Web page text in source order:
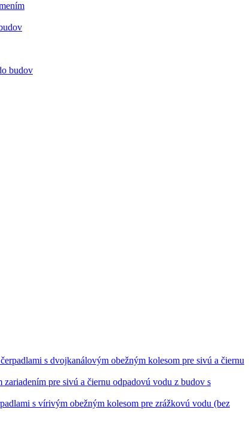
budov
s dvojkanálovým obežným kolesom pre sivú a čiernu
zariadením pre sivú a čiernu odpadovú vodu z budov s
s vírivým obežným kolesom pre zrážkovú vodu (bez